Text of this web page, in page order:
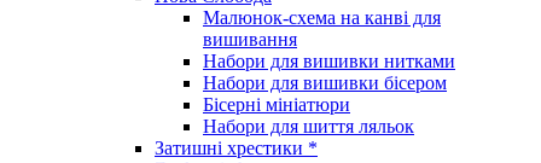
Малюнок-схема на канві для
вишивання
Набори для вишивки нитками
Набори для вишивки бісером
Бісерні мініатюри
Набори для шиття ляльок
Затишні хрестики *